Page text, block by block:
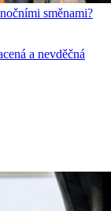
směnami?
a nevděčná